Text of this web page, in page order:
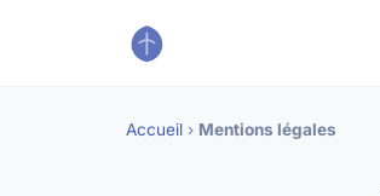
Accueil › Mentions légales